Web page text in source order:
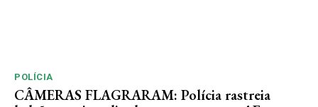
POLÍCIA
CÂMERAS FLAGRARAM: Polícia rastreia